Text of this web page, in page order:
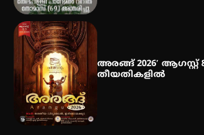
അരങ്ങ് 2026′ ആഗസ്റ്റ്
തീയതികളിൽ